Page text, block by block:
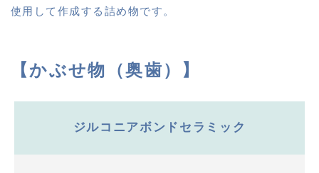
使用して作成する詰め物です。
【かぶせ物（奥歯）】
ジルコニアボンドセラミック